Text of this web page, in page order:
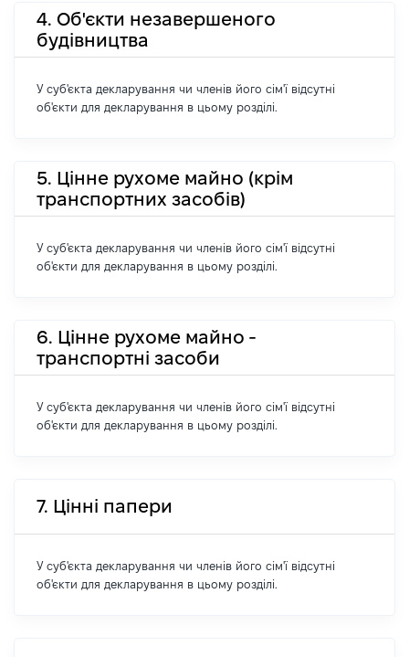
4. Об'єкти незавершеного
будівництва
У суб'єкта декларування чи членів його сім'ї відсутні
об'єкти для декларування в цьому розділі.
5. Цінне рухоме майно (крім
транспортних засобів)
У суб'єкта декларування чи членів його сім'ї відсутні
об'єкти для декларування в цьому розділі.
6. Цінне рухоме майно -
транспортні засоби
У суб'єкта декларування чи членів його сім'ї відсутні
об'єкти для декларування в цьому розділі.
7. Цінні папери
У суб'єкта декларування чи членів його сім'ї відсутні
об'єкти для декларування в цьому розділі.